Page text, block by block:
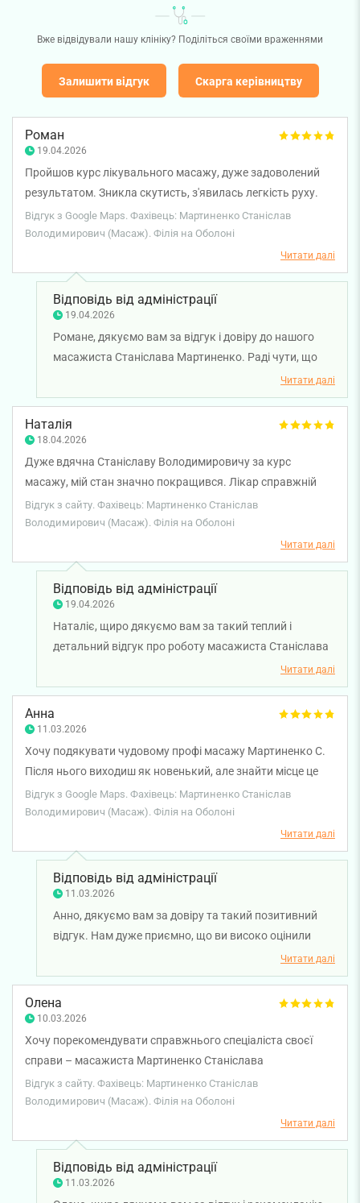
Вже відвідували нашу клініку? Поділіться своїми враженнями
Залишити відгук Скарга керівництву
Роман
19.04.2026
Пройшов курс лікувального масажу, дуже задоволений
результатом. Зникла скутисть, з'явилась легкість руху.
Дякую Станіславу Володимировичу за лікувальний
масаж.
Відгук з Google Maps. Фахівець: Мартиненко Станіслав
Володимирович (Масаж). Філія на Оболоні
Читати далі
Відповідь від адміністрації
19.04.2026
Романе, дякуємо вам за відгук і довіру до нашого
масажиста Станіслава Мартиненко. Раді чути, що
курс лікувального масажу дав відчутний результат і
ви відчули полегшення, зникнення скутості та
легкість у рухах. Бажаємо вам міцного здоров'я!
Читати далі
Наталія
18.04.2026
Дуже вдячна Станіславу Володимировичу за курс
масажу, мій стан значно покращився. Лікар справжній
профі, кожен рух вивірений, впевнений. Ліккар дуже
уважний. Мала досвід масажів з іншими лікарями, за
якістю – масаж у Станіслава Володимировича виявився
найбільш дієвий. Щиро рекомендую!
Відгук з сайту. Фахівець: Мартиненко Станіслав
Володимирович (Масаж). Філія на Оболоні
Читати далі
Відповідь від адміністрації
19.04.2026
Наталіє, щиро дякуємо вам за такий теплий і
детальний відгук про роботу масажиста Станіслава
Мартиненко. Нам надзвичайно приємно, що курс
масажу дав відчутний результат і допоміг
покращити ваш стан. Ми прагнемо, щоб кожен
пацієнт отримував не лише якісне лікування, а й
відчував турботу та увагу під час процедур.
Бажаємо вам міцного здоров'я!
Читати далі
Анна
11.03.2026
Хочу подякувати чудовому профі масажу Мартиненко С.
Після нього виходиш як новенький, але знайти місце це
ще той квест. Особлива подяка привітним дівчатам на
рецепції Аліна, Юля, Вероніка завжди допоможуть,
посміхнуться і покращать і так чудові враження.
Відгук з Google Maps. Фахівець: Мартиненко Станіслав
Володимирович (Масаж). Філія на Оболоні
Читати далі
Відповідь від адміністрації
11.03.2026
Анно, дякуємо вам за довіру та такий позитивний
відгук. Нам дуже приємно, що ви високо оцінили
роботу масажиста Станіслава Мартиненка, а також
уважність і привітність наших адміністраторів. Для
нас важливо, щоб кожен візит до клініки залишав
лише приємні враження. Бажаємо вам міцного
здоров'я!
Читати далі
Олена
10.03.2026
Хочу порекомендувати справжнього спеціаліста своєї
справи – масажиста Мартиненко Станіслава
Володимировича. Після декількох процедур масажу
відчувається результат. Щиро вдячна і обов’язково буду
Відгук з сайту. Фахівець: Мартиненко Станіслав
Володимирович (Масаж). Філія на Оболоні
Читати далі
Відповідь від адміністрації
11.03.2026